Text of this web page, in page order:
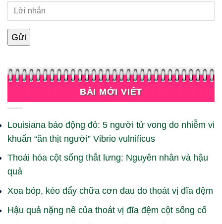
BÀI MỚI VIẾT
Louisiana báo động đỏ: 5 người tử vong do nhiễm vi
khuẩn “ăn thịt người” Vibrio vulnificus
Thoái hóa cột sống thắt lưng: Nguyên nhân và hậu
quả
Xoa bóp, kéo đẩy chữa cơn đau do thoát vị đĩa đệm
Hậu quả nặng nề của thoát vị đĩa đệm cột sống cổ